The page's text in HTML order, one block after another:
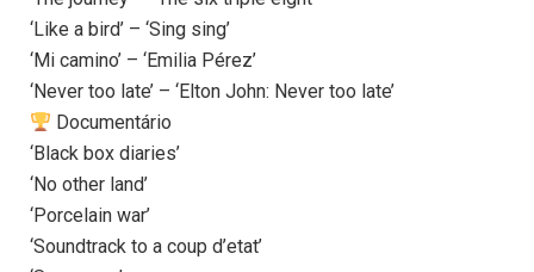
‘Like a bird’ – ‘Sing sing’
‘Mi camino’ – ‘Emilia Pérez’
‘Never too late’ – ‘Elton John: Never too late’
Documentário
‘Black box diaries’
‘No other land’
‘Porcelain war’
‘Soundtrack to a coup d’etat’